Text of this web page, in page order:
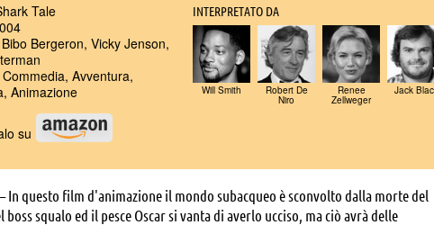
Tale
Bibo Bergeron, Vicky Jenson,
Commedia, Avventura,
Animazione
INTERPRETATO DA
Will Smith Robert De
Niro
Renee
Zellweger
Jack
su
– In questo film d'animazione il mondo subacqueo è sconvolto dalla morte del
boss squalo ed il pesce Oscar si vanta di averlo ucciso, ma ciò avrà delle